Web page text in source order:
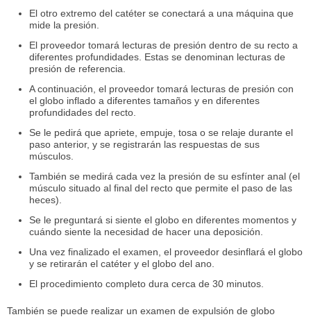
El otro extremo del catéter se conectará a una máquina que
mide la presión.
El proveedor tomará lecturas de presión dentro de su recto a
diferentes profundidades. Estas se denominan lecturas de
presión de referencia.
A continuación, el proveedor tomará lecturas de presión con
el globo inflado a diferentes tamaños y en diferentes
profundidades del recto.
Se le pedirá que apriete, empuje, tosa o se relaje durante el
paso anterior, y se registrarán las respuestas de sus
músculos.
También se medirá cada vez la presión de su esfínter anal (el
músculo situado al final del recto que permite el paso de las
heces).
Se le preguntará si siente el globo en diferentes momentos y
cuándo siente la necesidad de hacer una deposición.
Una vez finalizado el examen, el proveedor desinflará el globo
y se retirarán el catéter y el globo del ano.
El procedimiento completo dura cerca de 30 minutos.
También se puede realizar un examen de expulsión de globo